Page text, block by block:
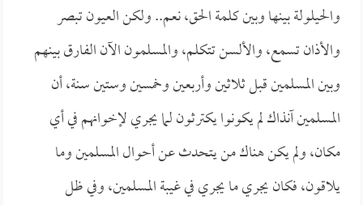
والحيلولة بينها وبين كلمة الحق، نعم.. ولكن العيون تبصر
والأذان تسمع، والألسن تتكلم، والمسلمون الآن الفارق بينهم
وبين المسلمين قبل ثلاثين وأربعين وخمسين وستين سنة، أن
المسلمين آنذاك لم يكونوا يكترثون لما يجري لإخوانهم في أي
مكان، ولم يكن هناك من يتحدث عن أحوال المسلمين وما
يلاقون، فكان يجري ما يجري في غيبة المسلمين، وفي ظل